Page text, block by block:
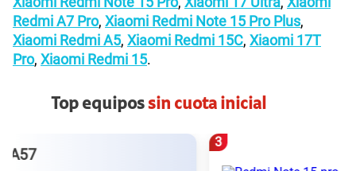
Redmi A7 Pro, Xiaomi Redmi Note 15 Pro Plus,
Xiaomi Redmi A5, Xiaomi Redmi 15C, Xiaomi 17T
Pro, Xiaomi Redmi 15.
Top equipossin cuota inicial
Redmi Note 15 pro plus